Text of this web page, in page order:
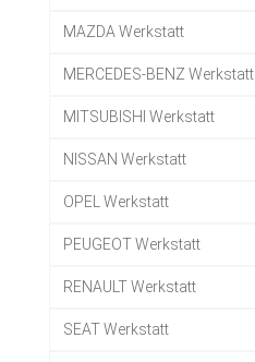
MAZDA Werkstatt
MERCEDES-BENZ Werkstatt
MITSUBISHI Werkstatt
NISSAN Werkstatt
OPEL Werkstatt
PEUGEOT Werkstatt
RENAULT Werkstatt
SEAT Werkstatt